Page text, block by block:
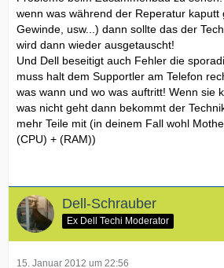
wenn was während der Reperatur kaputt
Gewinde, usw...) dann sollte das der
wird dann wieder ausgetauscht!
Und Dell beseitigt auch Fehler die
muss halt dem Supportler am Telefon
was wann und wo was auftritt! Wenn sie
was nicht geht dann bekommt der
mehr Teile mit (in deinem Fall wohl
(CPU) + (RAM))
Dell-Schrauber
Ex Dell Techi Moderator
15. Januar 2012 um 22:56